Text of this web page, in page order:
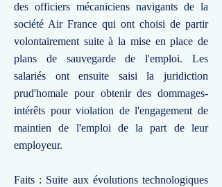
des officiers mécaniciens navigants de la
société Air France qui ont choisi de partir
volontairement suite à la mise en place de
plans de sauvegarde de l'emploi. Les
salariés ont ensuite saisi la juridiction
prud'homale pour obtenir des dommages-
intérêts pour violation de l'engagement de
maintien de l'emploi de la part de leur
employeur.
Faits : Suite aux évolutions technologiques